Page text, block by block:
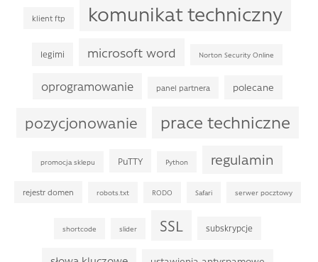
klient ftp komunikat techniczny
legimi microsoft word Norton Security Online
oprogramowanie panel partnera polecane
pozycjonowanie prace techniczne
promocja sklepu PuTTY Python regulamin
rejestr domen robots.txt RODO Safari serwer pocztowy
shortcode slider SSL subskrypcje